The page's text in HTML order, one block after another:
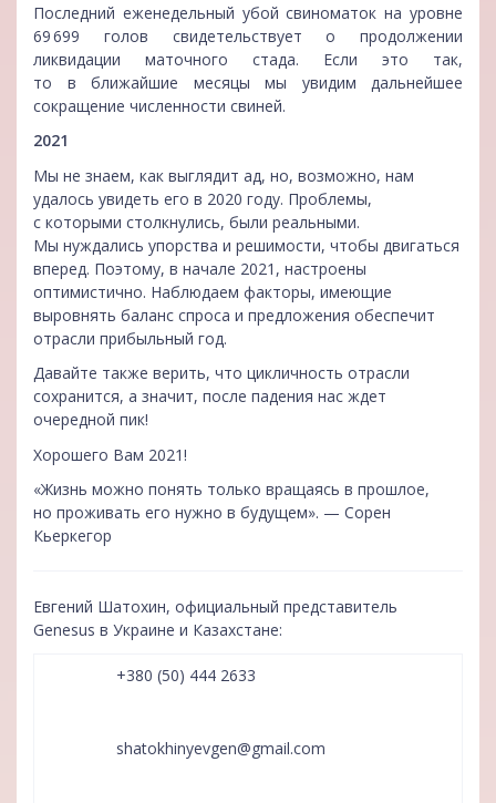
Последний еженедельный убой свиноматок на уровне
69 699 голов свидетельствует о продолжении
ликвидации маточного стада. Если это так,
то в ближайшие месяцы мы увидим дальнейшее
сокращение численности свиней.
2021
Мы не знаем, как выглядит ад, но, возможно, нам
удалось увидеть его в 2020 году. Проблемы,
с которыми столкнулись, были реальными.
Мы нуждались упорства и решимости, чтобы двигаться
вперед. Поэтому, в начале 2021, настроены
оптимистично. Наблюдаем факторы, имеющие
выровнять баланс спроса и предложения обеспечит
отрасли прибыльный год.
Давайте также верить, что цикличность отрасли
сохранится, а значит, после падения нас ждет
очередной пик!
Хорошего Вам 2021!
«Жизнь можно понять только вращаясь в прошлое,
но проживать его нужно в будущем». — Сорен
Кьеркегор
Евгений Шатохин, официальный представитель
Genesus в Украине и Казахстане:
+380 (50) 444 2633
shatokhinyevgen@gmail.com